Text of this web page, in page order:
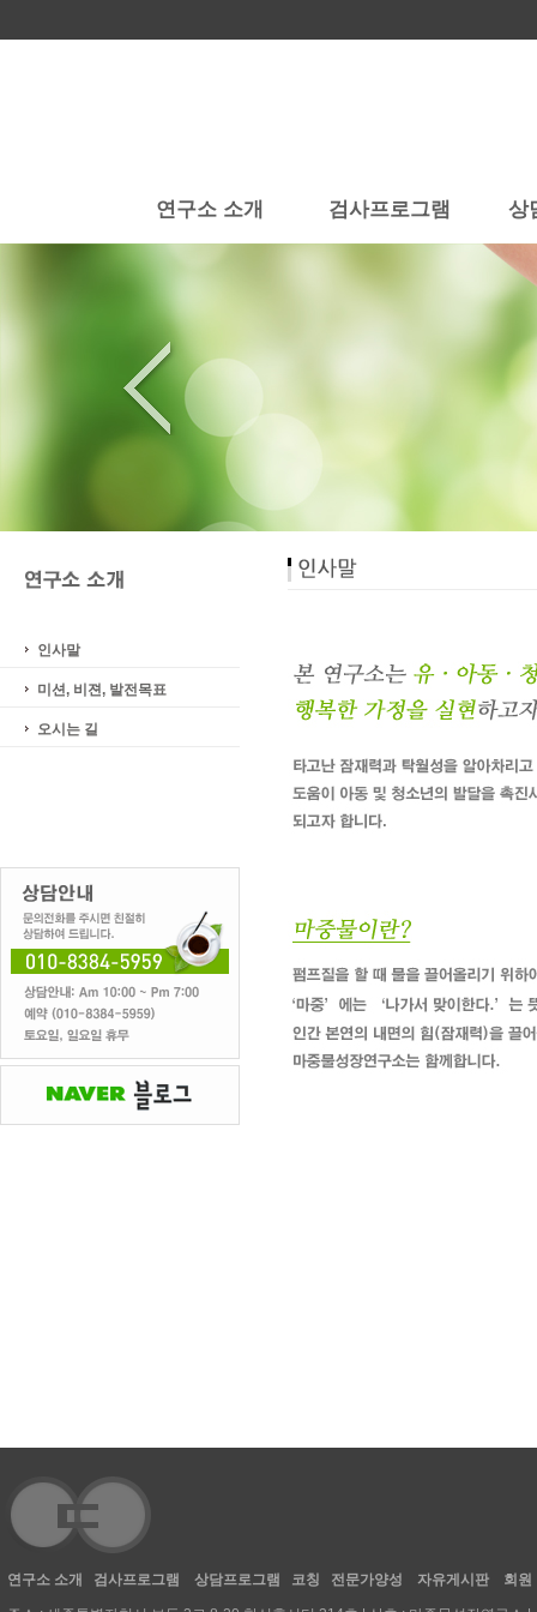
연구소 소개 검사프로그램 상
인사말
미션, 비젼, 발전목표
오시는 길
연구소 소개 검사프로그램 상담프로그램 코칭 전문가양성 자유게시판 회원